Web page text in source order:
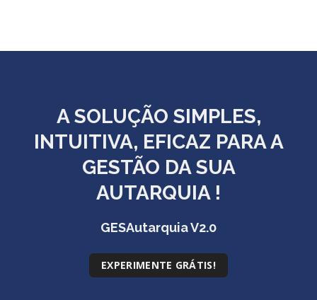
A SOLUÇÃO SIMPLES,
INTUITIVA, EFICAZ PARA A
GESTÃO DA SUA
AUTARQUIA !
GESAutarquia V2.0
EXPERIMENTE GRÁTIS!